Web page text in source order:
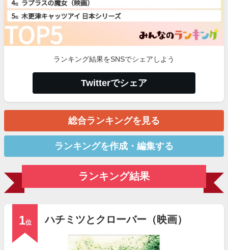
ランキング結果をSNSでシェアしよう
Twitterでシェア
総合ランキングを見る
ランキングを作成・編集する
ランキング結果
1位 ハチミツとクローバー（映画）